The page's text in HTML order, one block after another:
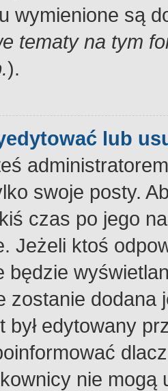
wymienione są
tematy na tym
).
lub
swoje posty.
czas po jego
Jeżeli ktoś
będzie
zostanie dodana
był edytowany
nie